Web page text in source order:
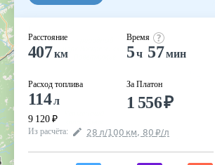
Расстояние
407км
Расход топлива
114л
9 120 ₽
Время
5 ч 57мин
За Платон
1 556₽
Из расчёта: 28 л/100 км, 80 ₽/л